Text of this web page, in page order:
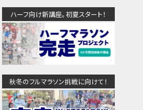
ハーフ向け新講座。初夏スタート！
秋冬のフルマラソン挑戦に向けて！